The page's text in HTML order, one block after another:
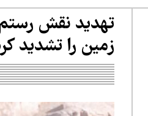
تهدید نقش
زمین را تشدید